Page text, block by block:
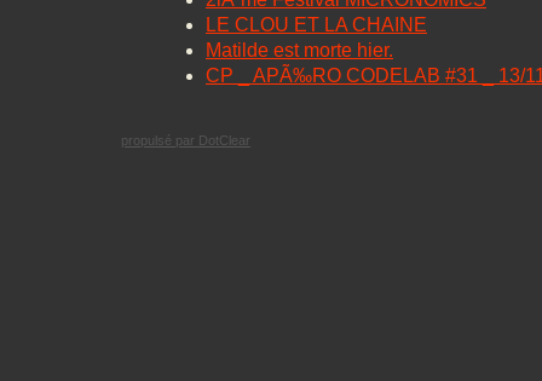
LE CLOU ET LA CHAINE
Matilde est morte hier.
CP _ APÃ‰RO CODELAB #31 _ 13/
propulsé par DotClear